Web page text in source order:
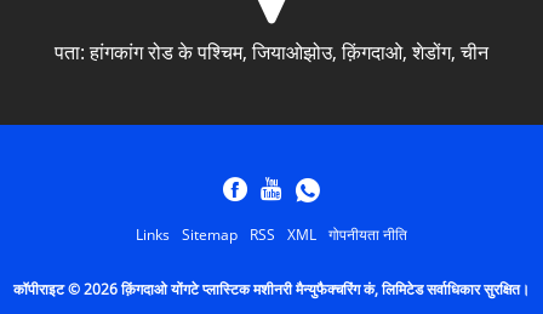
पता: हांगकांग रोड के पश्चिम, जियाओझोउ, क़िंगदाओ, शेडोंग, चीन
Links Sitemap RSS XML गोपनीयता नीति
कॉपीराइट © 2026 क़िंगदाओ योंगटे प्लास्टिक मशीनरी मैन्युफैक्चरिंग कं, लिमिटेड सर्वाधिकार सुरक्षित।